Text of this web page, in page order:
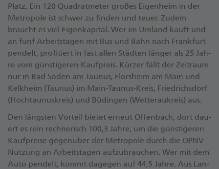
Platz. Ein 120 Qua­drat­me­ter gro­ßes Ei­gen­heim in der
Me­tro­po­le ist schwer zu fin­den und teu­er. Zu­dem
braucht es viel Ei­gen­ka­pi­tal. Wer im Um­land kauft und
an fünf Ar­beits­ta­gen mit Bus und Bahn nach Frank­furt
pen­delt, pro­fi­tiert in fast al­len Städ­ten län­ger als 25 Jah­
re vom güns­ti­ge­ren Kauf­preis. Kür­zer fällt der Zeit­raum
nur in Bad So­den am Tau­nus, Flörs­heim am Main und
Kelk­heim (Tau­nus) im Main-Tau­nus-Kreis, Fried­richs­dorf
(Hoch­tau­nus­kreis) und Bü­din­gen (Wet­ter­au­kreis) aus.
Den längs­ten Vor­teil bie­tet er­neut Of­fen­bach, dort dau­
ert es rein rech­ne­risch 100,3 Jah­re, um die güns­ti­ge­ren
Kauf­prei­se ge­gen­über der Me­tro­po­le durch die ÖPNV-
Nut­zung an Ar­beits­ta­gen auf­zu­brau­chen. Wer mit dem
Au­to pen­delt, kommt da­ge­gen auf 44,5 Jah­re. Aus Lan­